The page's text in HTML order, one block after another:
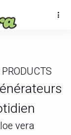
vera